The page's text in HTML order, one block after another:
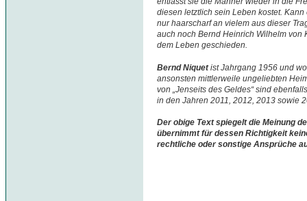
diesen letztlich sein Leben kostet.
nur haarscharf an vielem aus dieser
auch noch Bernd Heinrich Wilhelm von
dem Leben geschieden.
Bernd Niquetist Jahrgang 1956 und
ansonsten mittlerweile ungeliebten
von „Jenseits des Geldes“ sind
in den Jahren 2011, 2012, 2013 sowie
Der obige Text spiegelt die Meinung
übernimmt für dessen Richtigkeit
rechtliche oder sonstige Ansprüche